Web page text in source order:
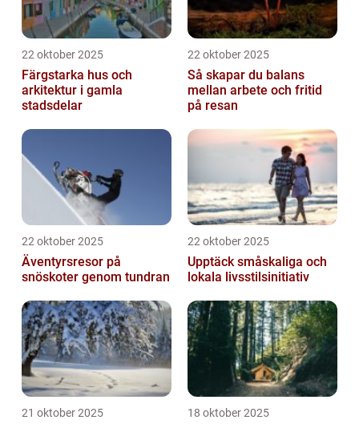
22 oktober 2025
Färgstarka hus och
arkitektur i gamla
stadsdelar
22 oktober 2025
Så skapar du balans
mellan arbete och fritid
på resan
22 oktober 2025
Äventyrsresor på
snöskoter genom tundran
22 oktober 2025
Upptäck småskaliga och
lokala livsstilsinitiativ
21 oktober 2025 18 oktober 2025